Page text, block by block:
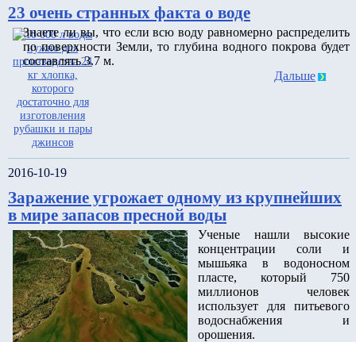
23 очень странных факта о воде
Знаете ли вы, что если всю воду равномерно распределить
по поверхности Земли, то глубина водного покрова будет
составлять 3.7 м.
Дальше
2016-10-19
Заражение угрожает одному из крупнейших
в мире запасов пресной воды
Ученые нашли высокие
концентрации соли и
мышьяка в водоносном
пласте, который 750
миллионов человек
использует для питьевого
водоснабжения и
орошения.